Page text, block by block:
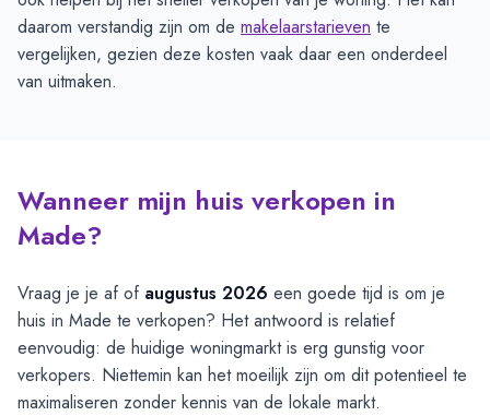
daarom verstandig zijn om de makelaarstarieven te
vergelijken, gezien deze kosten vaak daar een onderdeel
van uitmaken.
Wanneer mijn huis verkopen in
Made?
Vraag je je af of augustus 2026 een goede tijd is om je
huis in Made te verkopen? Het antwoord is relatief
eenvoudig: de huidige woningmarkt is erg gunstig voor
verkopers. Niettemin kan het moeilijk zijn om dit potentieel te
maximaliseren zonder kennis van de lokale markt.